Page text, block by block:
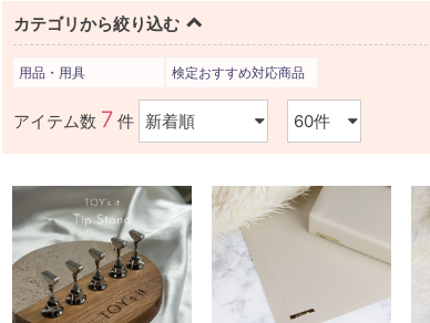
カテゴリから絞り込む
用品・用具 検定おすすめ対応商品
アイテム数 7 件